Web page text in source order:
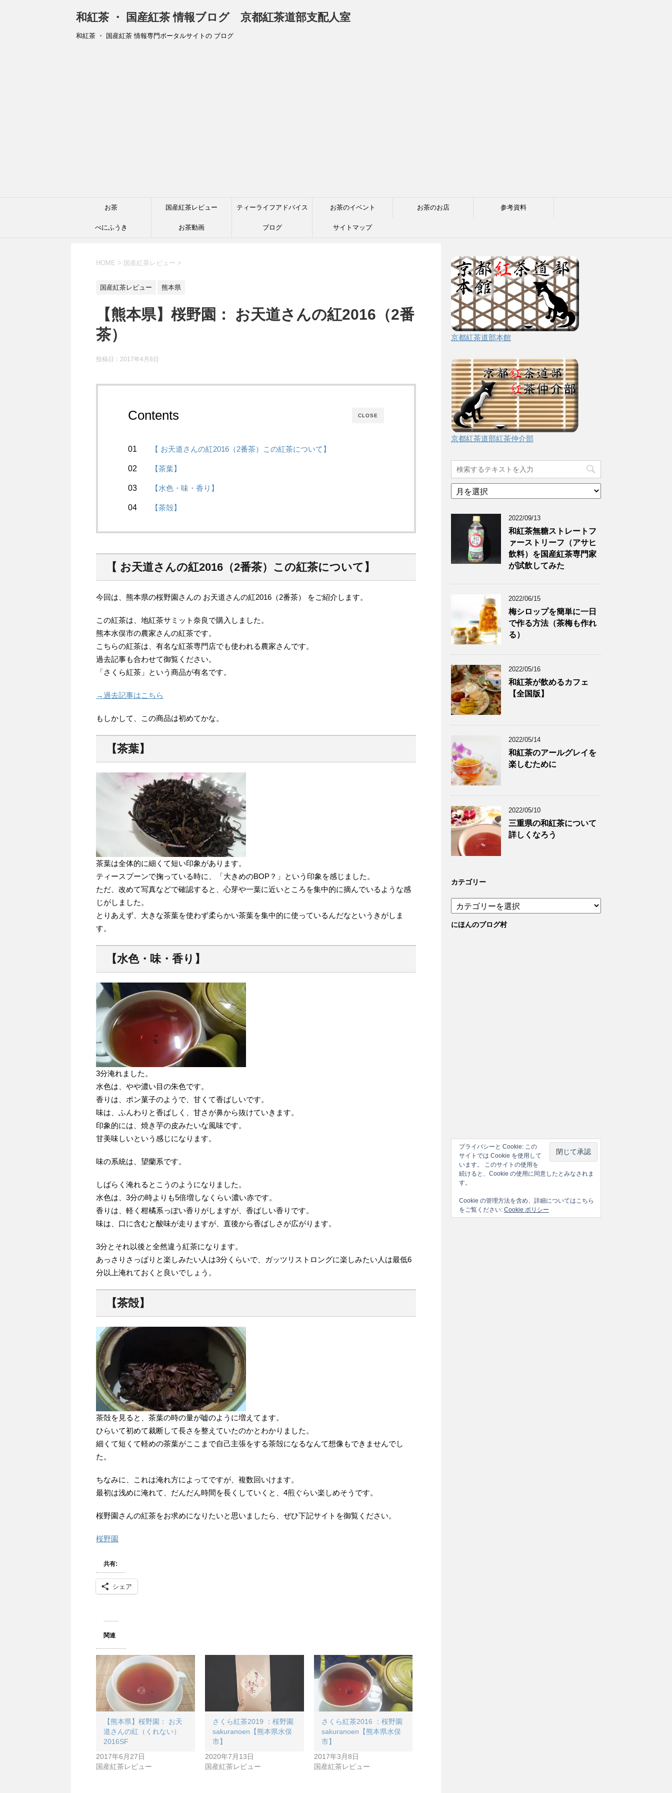
和紅茶 ・ 国産紅茶 情報ブログ 京都紅茶道部支配人室
和紅茶 ・ 国産紅茶 情報専門ポータルサイトの ブログ
お茶 国産紅茶レビュー ティーライフアドバイス お茶のイベント お茶のお店 参考資料
べにふうき お茶動画 ブログ サイトマップ
HOME > 国産紅茶レビュー >
国産紅茶レビュー 熊本県
【熊本県】桜野園： お天道さんの紅2016（2番
茶）
投稿日：2017年4月8日
CLOSE
Contents
【 お天道さんの紅2016（2番茶）この紅茶について】
【茶葉】
【水色・味・香り】
【茶殻】
【 お天道さんの紅2016（2番茶）この紅茶について】
今回は、熊本県の桜野園さんの お天道さんの紅2016（2番茶） をご紹介します。
この紅茶は、地紅茶サミット奈良で購入しました。
熊本水俣市の農家さんの紅茶です。
こちらの紅茶は、有名な紅茶専門店でも使われる農家さんです。
過去記事も合わせて御覧ください。
「さくら紅茶」という商品が有名です。
→過去記事はこちら
もしかして、この商品は初めてかな。
【茶葉】
茶葉は全体的に細くて短い印象があります。
ティースプーンで掬っている時に、「大きめのBOP？」という印象を感じました。
ただ、改めて写真などで確認すると、心芽や一葉に近いところを集中的に摘んでいるような感
じがしました。
とりあえず、大きな茶葉を使わず柔らかい茶葉を集中的に使っているんだなというきがしま
す。
【水色・味・香り】
3分淹れました。
水色は、やや濃い目の朱色です。
香りは、ポン菓子のようで、甘くて香ばしいです。
味は、ふんわりと香ばしく、甘さが鼻から抜けていきます。
印象的には、焼き芋の皮みたいな風味です。
甘美味しいという感じになります。
味の系統は、望蘭系です。
しばらく淹れるとこうのようになりました。
水色は、3分の時よりも5倍増しなくらい濃い赤です。
香りは、軽く柑橘系っぽい香りがしますが、香ばしい香りです。
味は、口に含むと酸味が走りますが、直後から香ばしさが広がります。
3分とそれ以後と全然違う紅茶になります。
あっさりさっぱりと楽しみたい人は3分くらいで、ガッツリストロングに楽しみたい人は最低6
分以上淹れておくと良いでしょう。
【茶殻】
茶殻を見ると、茶葉の時の量が嘘のように増えてます。
ひらいて初めて裁断して長さを整えていたのかとわかりました。
細くて短くて軽めの茶葉がここまで自己主張をする茶殻になるなんて想像もできませんでし
た。
ちなみに、これは淹れ方によってですが、複数回いけます。
最初は浅めに淹れて、だんだん時間を長くしていくと、4煎ぐらい楽しめそうです。
桜野園さんの紅茶をお求めになりたいと思いましたら、ぜひ下記サイトを御覧ください。
桜野園
共有:
シェア
関連
【熊本県】桜野園： お天
道さんの紅（くれない）
2016SF
2017年6月27日
国産紅茶レビュー
さくら紅茶2019 ：桜野園
sakuranoen【熊本県水俣
市】
2020年7月13日
国産紅茶レビュー
さくら紅茶2016 ：桜野園
sakuranoen【熊本県水俣
市】
2017年3月8日
国産紅茶レビュー
京都紅茶道部本館
京都紅茶道部紅茶仲介部
ア
ー
2022/09/13
和紅茶無糖ストレートフ
ァーストリーフ（アサヒ
飲料）を国産紅茶専門家
が試飲してみた
2022/06/15
梅シロップを簡単に一日
で作る方法（茶梅も作れ
る）
2022/05/16
和紅茶が飲めるカフェ
【全国版】
2022/05/14
和紅茶のアールグレイを
楽しむために
2022/05/10
三重県の和紅茶について
詳しくなろう
カテゴリー
テ
ゴ
にほんのブログ村
プライバシーと Cookie: この
サイトでは Cookie を使用して
います。 このサイトの使用を
続けると、Cookie の使用に同意したとみなされま
す。
Cookie の管理方法を含め、詳細についてはこちら
をご覧ください: Cookie ポリシー